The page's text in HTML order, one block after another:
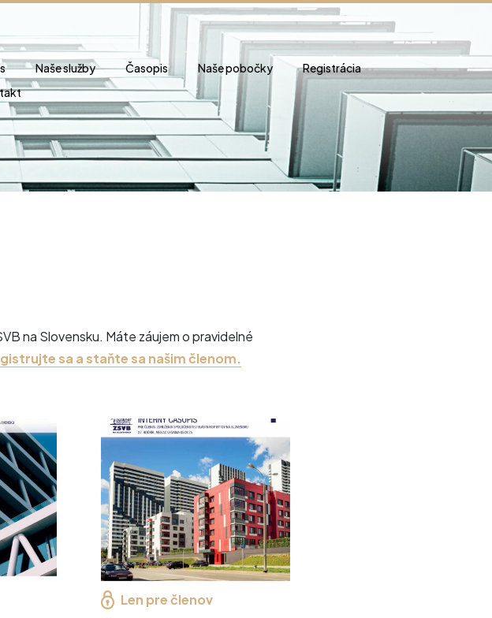
Naše služby Časopis Naše pobočky
Registrácia
na Slovensku. Máte záujem o pravidelné
sa a staňte sa našim členom.
Len pre členov